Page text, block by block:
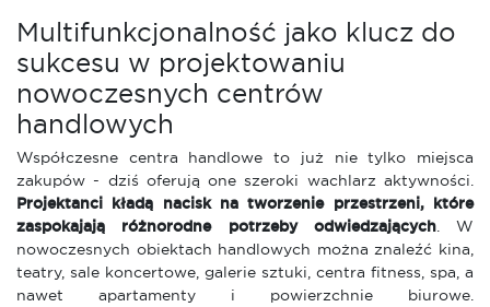
Multifunkcjonalność jako klucz do
sukcesu w projektowaniu
nowoczesnych centrów
handlowych
Współczesne centra handlowe to już nie tylko miejsca
zakupów - dziś oferują one szeroki wachlarz aktywności.
Projektanci kładą nacisk na tworzenie przestrzeni, które
zaspokajają różnorodne potrzeby odwiedzających. W
nowoczesnych obiektach handlowych można znaleźć kina,
teatry, sale koncertowe, galerie sztuki, centra fitness, spa, a
nawet apartamenty i powierzchnie biurowe.